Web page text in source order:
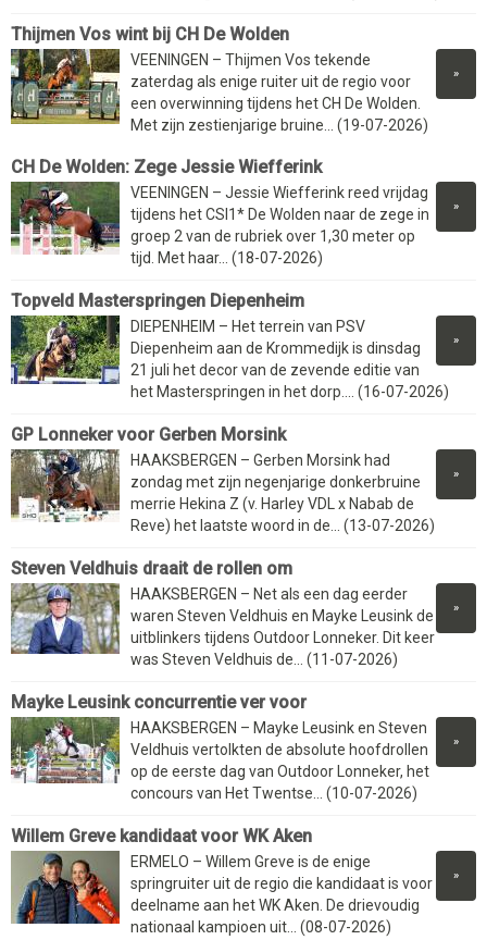
Thijmen Vos wint bij CH De Wolden
»
VEENINGEN – Thijmen Vos tekende
zaterdag als enige ruiter uit de regio voor
een overwinning tijdens het CH De Wolden.
Met zijn zestienjarige bruine... (19-07-2026)
CH De Wolden: Zege Jessie Wiefferink
»
VEENINGEN – Jessie Wiefferink reed vrijdag
tijdens het CSI1* De Wolden naar de zege in
groep 2 van de rubriek over 1,30 meter op
tijd. Met haar... (18-07-2026)
Topveld Masterspringen Diepenheim
»
DIEPENHEIM – Het terrein van PSV
Diepenheim aan de Krommedijk is dinsdag
21 juli het decor van de zevende editie van
het Masterspringen in het dorp.... (16-07-2026)
GP Lonneker voor Gerben Morsink
»
HAAKSBERGEN – Gerben Morsink had
zondag met zijn negenjarige donkerbruine
merrie Hekina Z (v. Harley VDL x Nabab de
Reve) het laatste woord in de... (13-07-2026)
Steven Veldhuis draait de rollen om
»
HAAKSBERGEN – Net als een dag eerder
waren Steven Veldhuis en Mayke Leusink de
uitblinkers tijdens Outdoor Lonneker. Dit keer
was Steven Veldhuis de... (11-07-2026)
Mayke Leusink concurrentie ver voor
»
HAAKSBERGEN – Mayke Leusink en Steven
Veldhuis vertolkten de absolute hoofdrollen
op de eerste dag van Outdoor Lonneker, het
concours van Het Twentse... (10-07-2026)
Willem Greve kandidaat voor WK Aken
»
ERMELO – Willem Greve is de enige
springruiter uit de regio die kandidaat is voor
deelname aan het WK Aken. De drievoudig
nationaal kampioen uit... (08-07-2026)